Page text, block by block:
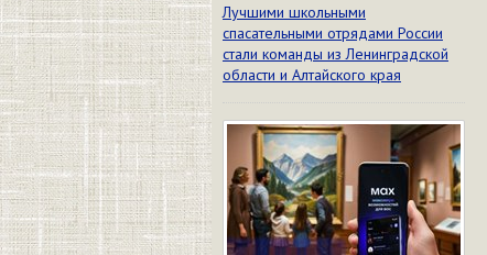
Лучшими школьными
спасательными отрядами России
стали команды из Ленинградской
области и Алтайского края